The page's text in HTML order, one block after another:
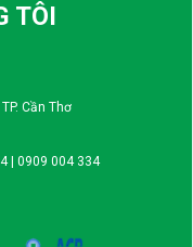
TÔI
Cần Thơ
| 0909 004 334